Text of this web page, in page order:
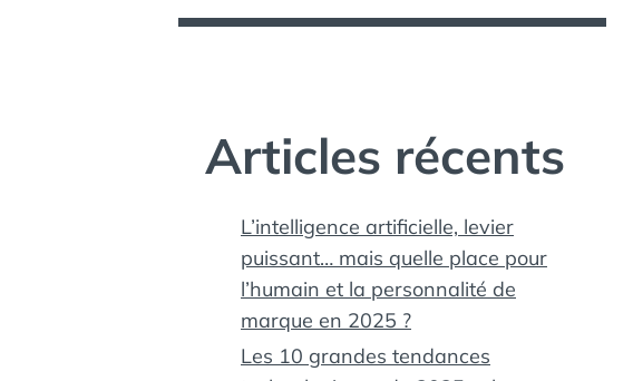
Articles récents
L’intelligence artificielle, levier
puissant… mais quelle place pour
l’humain et la personnalité de
marque en 2025 ?
Les 10 grandes tendances